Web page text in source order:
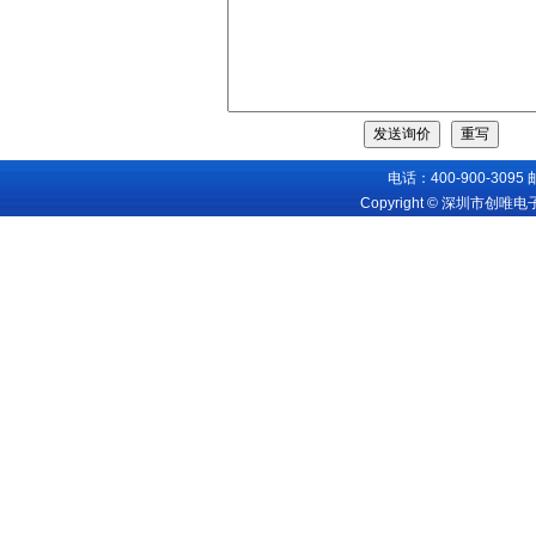
电话：400-900-3095
Copyright © 深圳市创唯电